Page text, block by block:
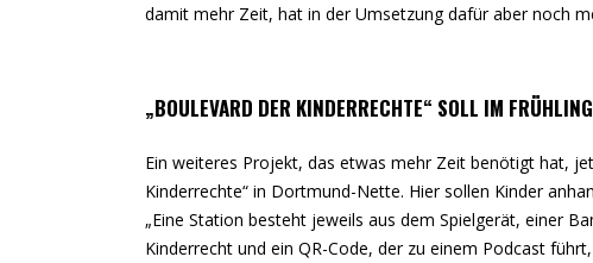
damit mehr Zeit, hat in der Umsetzung dafür aber noch
„BOULEVARD DER KINDERRECHTE“ SOLL IM
Ein weiteres Projekt, das etwas mehr Zeit benötigt hat,
Kinderrechte“ in Dortmund-Nette. Hier sollen Kinder
„Eine Station besteht jeweils aus dem Spielgerät, einer
Kinderrecht und ein QR-Code, der zu einem Podcast